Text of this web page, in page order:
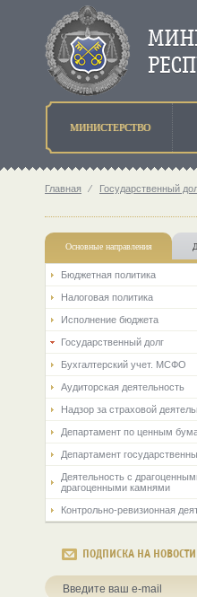
МИНИСТЕРСТВО
Главная ⁄ Государственный
Основные направления
Бюджетная политика
Налоговая политика
Исполнение бюджета
Государственный долг
Бухгалтерский учет. МСФО
Аудиторская деятельность
Надзор за страховой
Департамент по ценным
Департамент
Деятельность с
драгоценными камнями
Контрольно-ревизионная
ПОДПИСКА НА НОВОСТИ